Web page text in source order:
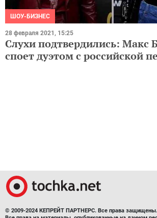
ШОУ-БИЗНЕС
28 февраля 2021, 15:25
Слухи подтвердились: Макс
споет дуэтом с российской
© 2009-2024 КЕПРЕЙТ ПАРТНЕРС. Все права защищены.